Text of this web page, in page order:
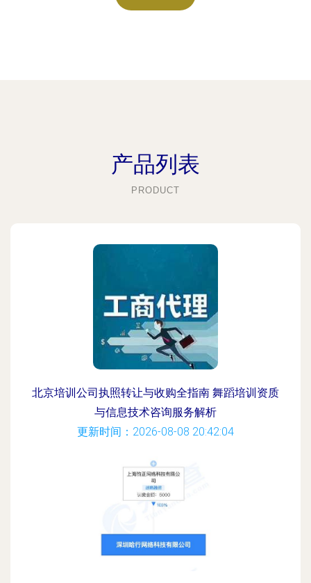
产品列表
PRODUCT
北京培训公司执照转让与收购全指南 舞蹈培训资质
与信息技术咨询服务解析
更新时间：2026-08-08 20:42:04